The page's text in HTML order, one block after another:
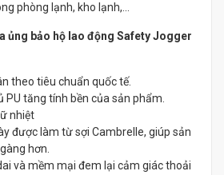
phòng lạnh, kho lạnh,...
ủng bảo hộ lao động Safety Jogger
theo tiêu chuẩn quốc tế.
PU tăng tính bền của sản phẩm.
nhiệt
được làm từ sợi Cambrelle, giúp sản
hơn.
và mềm mại đem lại cảm giác thoải